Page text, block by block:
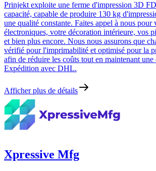
Prinjekt exploite une ferme d'impression 3D
capacité, capable de produire 130 kg
une qualité constante. Faites appel à nous pour
électroniques, votre décoration intérieure, vos
et bien plus encore. Nous nous assurons que
vérifié pour l'imprimabilité et optimisé pour la
afin de réduire les coûts tout en maintenant une
Expédition avec DHL.
Afficher plus de détails
Xpressive Mfg